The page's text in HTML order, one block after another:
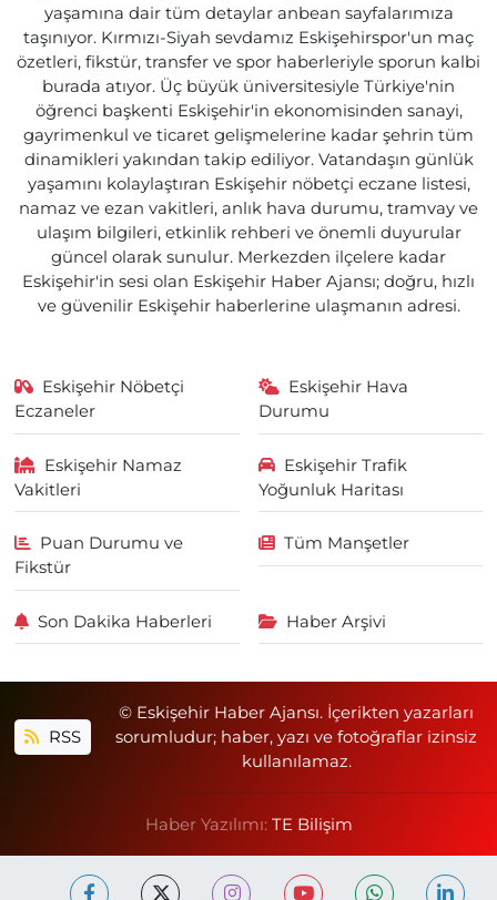
yaşamına dair tüm detaylar anbean sayfalarımıza
taşınıyor. Kırmızı-Siyah sevdamız Eskişehirspor'un maç
özetleri, fikstür, transfer ve spor haberleriyle sporun kalbi
burada atıyor. Üç büyük üniversitesiyle Türkiye'nin
öğrenci başkenti Eskişehir'in ekonomisinden sanayi,
gayrimenkul ve ticaret gelişmelerine kadar şehrin tüm
dinamikleri yakından takip ediliyor. Vatandaşın günlük
yaşamını kolaylaştıran Eskişehir nöbetçi eczane listesi,
namaz ve ezan vakitleri, anlık hava durumu, tramvay ve
ulaşım bilgileri, etkinlik rehberi ve önemli duyurular
güncel olarak sunulur. Merkezden ilçelere kadar
Eskişehir'in sesi olan Eskişehir Haber Ajansı; doğru, hızlı
ve güvenilir Eskişehir haberlerine ulaşmanın adresi.
Eskişehir Nöbetçi
Eczaneler
Eskişehir Hava
Durumu
Eskişehir Namaz
Vakitleri
Eskişehir Trafik
Yoğunluk Haritası
Puan Durumu ve
Fikstür
Tüm Manşetler
Son Dakika Haberleri Haber Arşivi
RSS
© Eskişehir Haber Ajansı. İçerikten yazarları
sorumludur; haber, yazı ve fotoğraflar izinsiz
kullanılamaz.
Haber Yazılımı: TE Bilişim